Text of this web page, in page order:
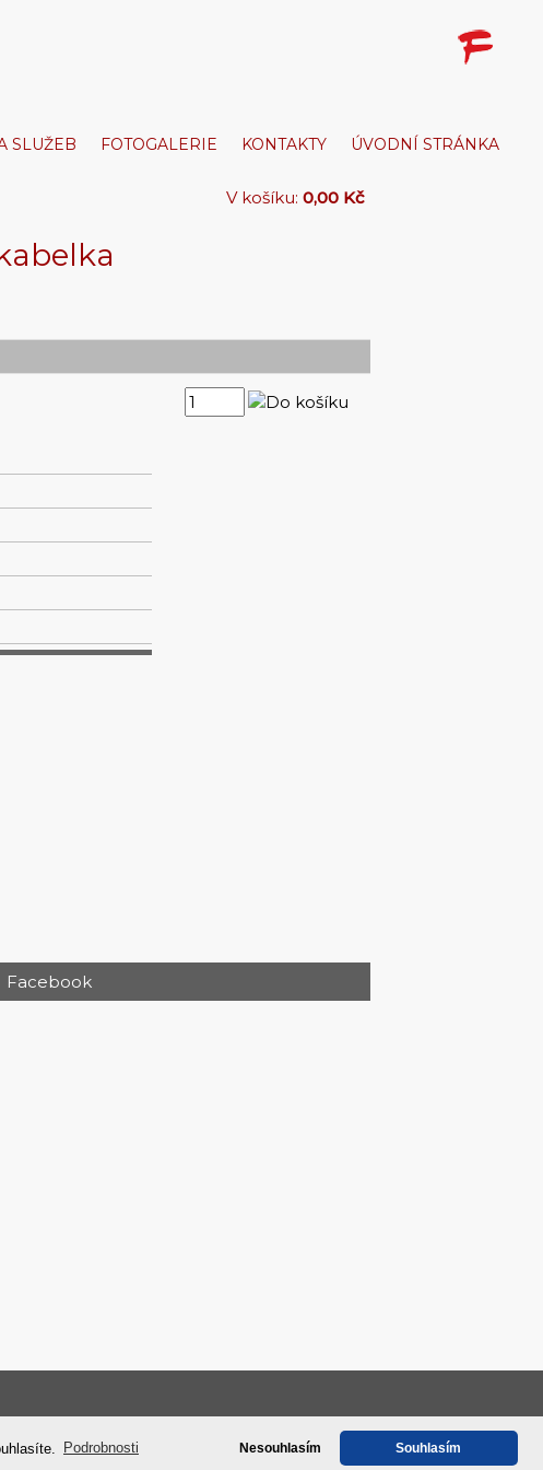
Podrobnosti Nesouhlasím Souhlasím
SLUŽEB FOTOGALERIE KONTAKTY ÚVODNÍ STRÁNKA
V košíku: 0,00 Kč
Facebook